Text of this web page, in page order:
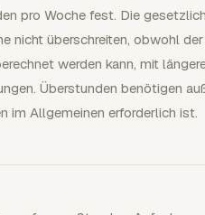
pro Woche fest. Die
nicht überschreiten, obwohl
werden kann, mit
Überstunden benötigen
im Allgemeinen erforderlich ist.